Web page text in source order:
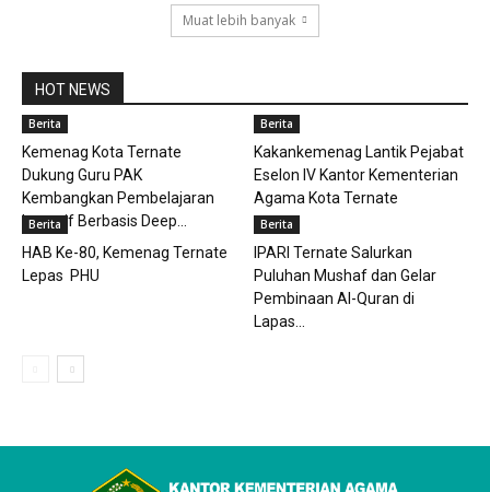
Muat lebih banyak
HOT NEWS
Berita
Kemenag Kota Ternate
Dukung Guru PAK
Kembangkan Pembelajaran
Inovatif Berbasis Deep...
Berita
Kakankemenag Lantik Pejabat
Eselon IV Kantor Kementerian
Agama Kota Ternate
Berita
HAB Ke-80, Kemenag Ternate
Lepas PHU
Berita
IPARI Ternate Salurkan
Puluhan Mushaf dan Gelar
Pembinaan Al-Quran di
Lapas...